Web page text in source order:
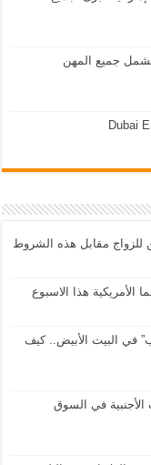
في قطر 2024 فرص عمل في قطر 2024 تشمل جميع المهن
Dubai
مقابل هذه الشروط
في البيت الأبيض.. كيف
الأجنبية في السوق